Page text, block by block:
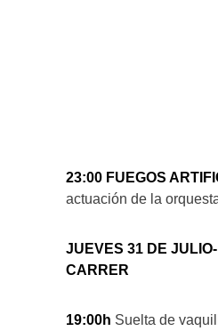
23:00 FUEGOS
actuación de la
JUEVES 31 DE
CARRER
19:00h Suelta de